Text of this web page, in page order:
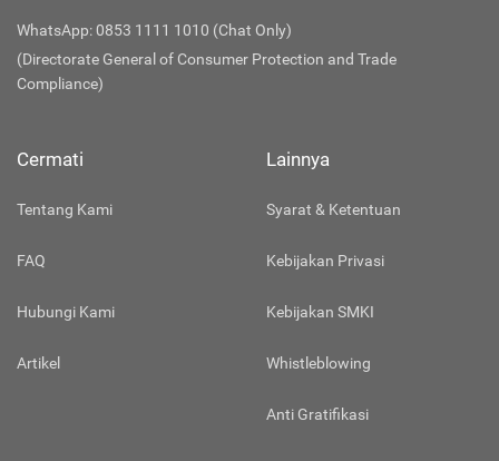
WhatsApp: 0853 1111 1010 (Chat Only)
(Directorate General of Consumer Protection and Trade
Compliance)
Cermati
Tentang Kami
FAQ
Hubungi Kami
Artikel
Lainnya
Syarat & Ketentuan
Kebijakan Privasi
Kebijakan SMKI
Whistleblowing
Anti Gratifikasi